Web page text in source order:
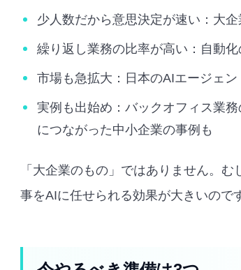
少人数だから意思決定が速い：大
繰り返し業務の比率が高い：自動
市場も急拡大：日本のAIエージェ
実例も出始め：バックオフィス業
につながった中小企業の事例も
「大企業のもの」ではありません。
事をAIに任せられる効果が大きいので